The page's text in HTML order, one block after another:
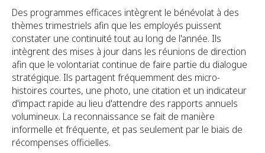
Des programmes efficaces intègrent le bénévolat à des
thèmes trimestriels afin que les employés puissent
constater une continuité tout au long de l'année. Ils
intègrent des mises à jour dans les réunions de direction
afin que le volontariat continue de faire partie du dialogue
stratégique. Ils partagent fréquemment des micro-
histoires courtes, une photo, une citation et un indicateur
d'impact rapide au lieu d'attendre des rapports annuels
volumineux. La reconnaissance se fait de manière
informelle et fréquente, et pas seulement par le biais de
récompenses officielles.